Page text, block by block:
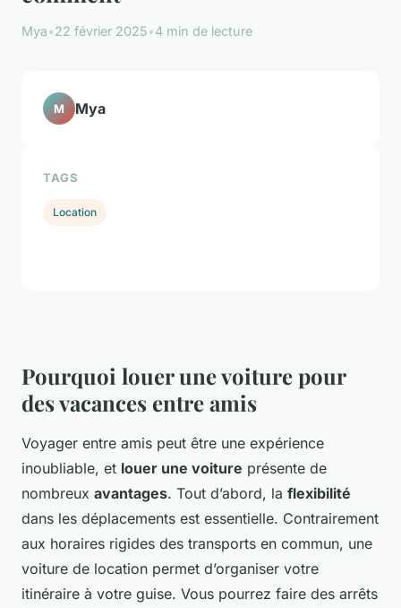
Mya•22 février 2025•4 min de lecture
Pourquoi louer une voiture pour
des vacances entre amis
Voyager entre amis peut être une expérience
inoubliable, et louer une voiture présente de
nombreux avantages. Tout d’abord, la flexibilité
dans les déplacements est essentielle. Contrairement
aux horaires rigides des transports en commun, une
voiture de location permet d’organiser votre
itinéraire à votre guise. Vous pourrez faire des arrêts
M Mya
TAGS
Location